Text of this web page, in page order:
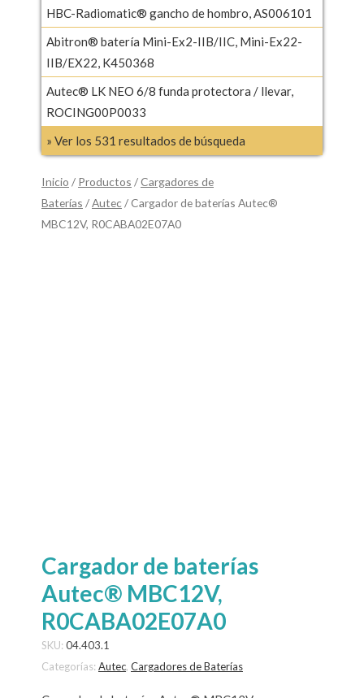
HBC-Radiomatic® gancho de hombro, AS006101
Abitron® batería Mini-Ex2-IIB/IIC, Mini-Ex22-
IIB/EX22, K450368
Autec® LK NEO 6/8 funda protectora / llevar,
ROCING00P0033
» Ver los 531 resultados de búsqueda
Inicio / Productos /Cargadores de
Baterías /Autec / Cargador de baterías Autec®
MBC12V, R0CABA02E07A0
Cargador de baterías
Autec® MBC12V,
R0CABA02E07A0
SKU: 04.403.1
Categorías: Autec, Cargadores de Baterías